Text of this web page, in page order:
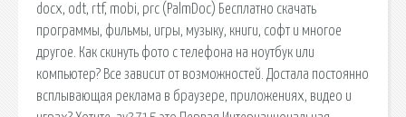
docx, odt, rtf, mobi, prc (PalmDoc) Бесплатно скачать
программы, фильмы, игры, музыку, книги, софт и многое
другое. Как скинуть фото с телефона на ноутбук или
компьютер? Все зависит от возможностей. Достала постоянно
всплывающая реклама в браузере, приложениях, видео и